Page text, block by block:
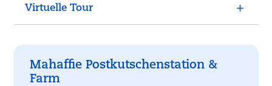
Virtuelle Tour
Mahaffie Postkutschenstation &
Farm